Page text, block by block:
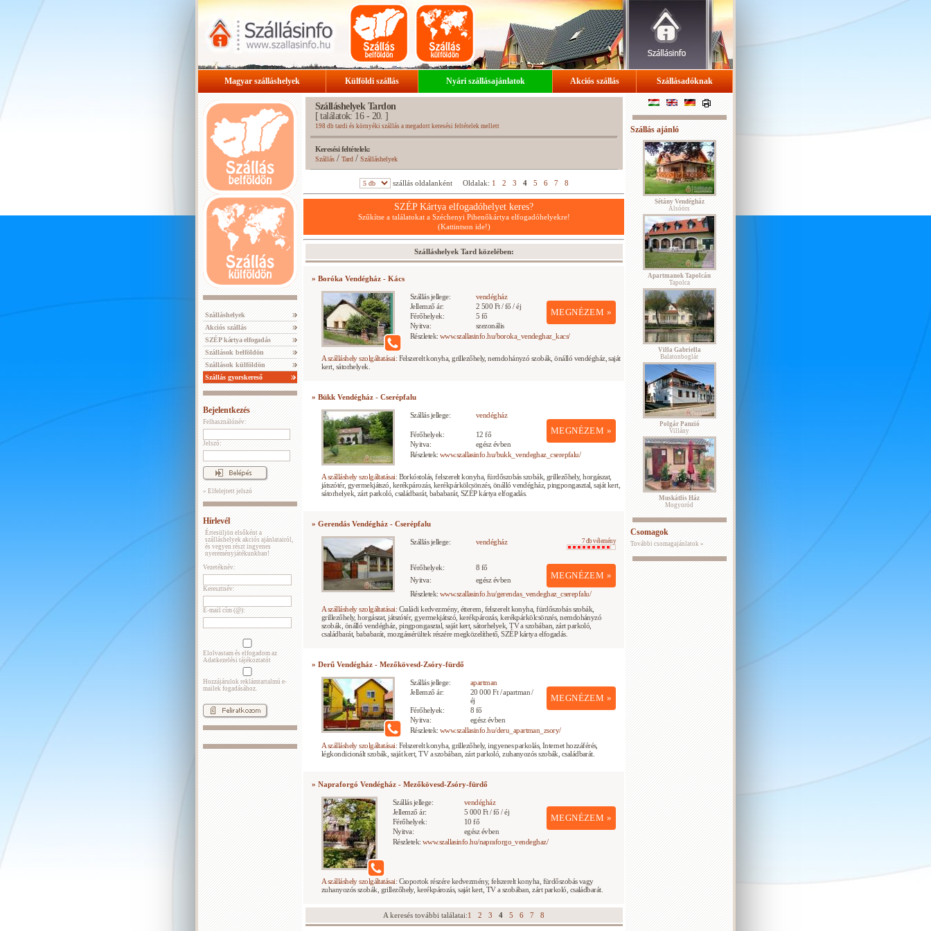
Magyar szálláshelyek Külföldi szállás Nyári szállásajánlatok Akciós szállás Szállásadóknak
Szálláshelyek
Akciós szállás
SZÉP kártya elfogadás
Szállások belföldön
Szállások külföldön
Szállás gyorskereső
Bejelentkezés
Felhasználónév:
Jelszó:
» Elfelejtett jelszó
Hírlevél
Értesüljön elsőként a
szálláshelyek akciós ajánlatairól,
és vegyen részt ingyenes
nyereményjátékunkban!
Vezetéknév:
Keresztnév:
E-mail cím (@):
Elolvastam és elfogadom az
Adatkezelési tájékoztatót
Hozzájárulok reklámtartalmú e-
mailek fogadásához.
Szálláshelyek Tardon
[ találatok: 16 - 20. ]
198 db tardi és környéki szállás a megadott keresési feltételek mellett
Keresési feltételek:
Szállás/ Tard/Szálláshelyek
szállás oldalanként Oldalak: 1 2 3 4 5 6 7 8
SZÉP Kártya elfogadóhelyet keres?
Szűkítse a találatokat a Széchenyi Pihenőkártya elfogadóhelyekre!
(Kattintson ide!)
Szálláshelyek Tard közelében:
» Boróka Vendégház - Kács
Szállás jellege: vendégház
MEGNÉZEM »
Jellemző ár:
2 500 Ft / fő / éj
Férőhelyek:
5 fő
Nyitva:
szezonális
Részletek: www.szallasinfo.hu/boroka_vendeghaz_kacs/
A szálláshely szolgáltatásai: Felszerelt konyha, grillezőhely, nemdohányzó szobák, önálló vendégház, saját
kert, sátorhelyek.
» Bükk Vendégház - Cserépfalu
Szállás jellege: vendégház
MEGNÉZEM »
Férőhelyek:
12 fő
Nyitva:
egész évben
Részletek: www.szallasinfo.hu/bukk_vendeghaz_cserepfalu/
A szálláshely szolgáltatásai: Borkóstolás, felszerelt konyha, fürdőszobás szobák, grillezőhely, horgászat,
játszótér, gyermekjátszó, kerékpározás, kerékpárkölcsönzés, önálló vendégház, pingpongasztal, saját kert,
sátorhelyek, zárt parkoló, családbarát, bababarát, SZÉP kártya elfogadás.
» Gerendás Vendégház - Cserépfalu
Szállás jellege: vendégház 7 db vélemény
MEGNÉZEM »
Férőhelyek:
8 fő
Nyitva:
egész évben
Részletek: www.szallasinfo.hu/gerendas_vendeghaz_cserepfalu/
A szálláshely szolgáltatásai: Családi kedvezmény, étterem, felszerelt konyha, fürdőszobás szobák,
grillezőhely, horgászat, játszótér, gyermekjátszó, kerékpározás, kerékpárkölcsönzés, nemdohányzó
szobák, önálló vendégház, pingpongasztal, saját kert, sátorhelyek, TV a szobában, zárt parkoló,
családbarát, bababarát, mozgássérültek részére megközelíthető, SZÉP kártya elfogadás.
» Derű Vendégház - Mezőkövesd-Zsóry-fürdő
Szállás jellege: apartman
MEGNÉZEM »
Jellemző ár:
20 000 Ft / apartman /
éj
Férőhelyek:
8 fő
Nyitva:
egész évben
Részletek: www.szallasinfo.hu/deru_apartman_zsory/
A szálláshely szolgáltatásai: Felszerelt konyha, grillezőhely, ingyenes parkolás, Internet hozzáférés,
légkondicionált szobák, saját kert, TV a szobában, zárt parkoló, zuhanyozós szobák, családbarát.
» Napraforgó Vendégház - Mezőkövesd-Zsóry-fürdő
Szállás jellege: vendégház
MEGNÉZEM »
Jellemző ár:
5 000 Ft / fő / éj
Férőhelyek:
10 fő
Nyitva:
egész évben
Részletek: www.szallasinfo.hu/napraforgo_vendeghaz/
A szálláshely szolgáltatásai: Csoportok részére kedvezmény, felszerelt konyha, fürdőszobás vagy
zuhanyozós szobák, grillezőhely, kerékpározás, saját kert, TV a szobában, zárt parkoló, családbarát.
A keresés további találatai:1 2 3 4 5 6 7 8
Szállás ajánló
Sétány Vendégház
Alsóörs
Apartmanok Tapolcán
Tapolca
Villa Gabriella
Balatonboglár
Polgár Panzió
Villány
Muskátlis Ház
Mogyoród
Csomagok
További csomagajánlatok »